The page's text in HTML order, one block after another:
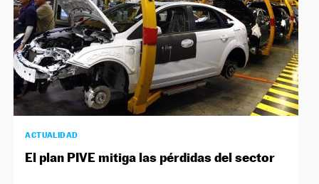
ACTUALIDAD
El plan PIVE mitiga las pérdidas del sector